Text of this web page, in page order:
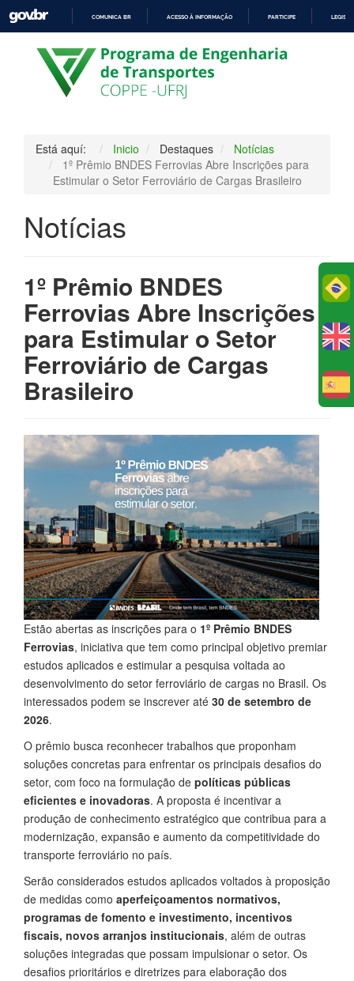
PARA
O
CONTEÚDO
COMUNICA BR ACESSO À INFORMAÇÃO PARTICIPE
Está aquí: Inicio Destaques
Notícias
1º Prêmio BNDES Ferrovias Abre Inscrições para
Estimular o Setor Ferroviário de Cargas Brasileiro
Notícias
1º Prêmio BNDES
Ferrovias Abre Inscrições
para Estimular o Setor
Ferroviário de Cargas
Brasileiro
Estão abertas as inscrições para o 1º Prêmio BNDES
Ferrovias, iniciativa que tem como principal objetivo premiar
estudos aplicados e estimular a pesquisa voltada ao
desenvolvimento do setor ferroviário de cargas no Brasil. Os
interessados podem se inscrever até 30 de setembro de
2026.
O prêmio busca reconhecer trabalhos que proponham
soluções concretas para enfrentar os principais desafios do
setor, com foco na formulação de políticas públicas
eficientes e inovadoras. A proposta é incentivar a
produção de conhecimento estratégico que contribua para a
modernização, expansão e aumento da competitividade do
transporte ferroviário no país.
Serão considerados estudos aplicados voltados à proposição
de medidas como aperfeiçoamentos normativos,
programas de fomento e investimento, incentivos
fiscais, novos arranjos institucionais, além de outras
soluções integradas que possam impulsionar o setor. Os
desafios prioritários e diretrizes para elaboração dos